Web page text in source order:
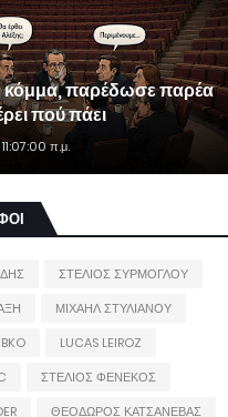
κόμμα, παρέδωσε παρέα
πού πάει
π.μ.
ΣΤΕΛΙΟΣ ΣΥΡΜΟΓΛΟΥ
ΜΙΧΑΗΛ ΣΤΥΛΙΑΝΟΥ
LUCAS LEIROZ
ΣΤΕΛΙΟΣ ΦΕΝΕΚΟΣ
ΘΕΟΔΩΡΟΣ ΚΑΤΣΑΝΕΒΑΣ